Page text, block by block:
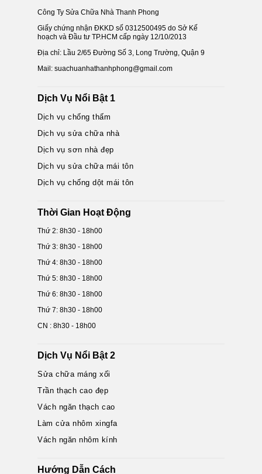
Công Ty Sửa Chữa Nhà Thanh Phong
Giấy chứng nhận ĐKKD số 0312500495 do Sở Kế
hoạch và Đầu tư TP.HCM cấp ngày 12/10/2013
Địa chỉ: Lầu 2/65 Đường Số 3, Long Trường, Quận 9
Mail: suachuanhathanhphong@gmail.com
Dịch Vụ Nổi Bật 1
Dịch vụ chống thấm
Dịch vụ sửa chữa nhà
Dịch vụ sơn nhà đẹp
Dịch vụ sửa chữa mái tôn
Dịch vụ chống dột mái tôn
Thời Gian Hoạt Động
Thứ 2: 8h30 - 18h00
Thứ 3: 8h30 - 18h00
Thứ 4: 8h30 - 18h00
Thứ 5: 8h30 - 18h00
Thứ 6: 8h30 - 18h00
Thứ 7: 8h30 - 18h00
CN : 8h30 - 18h00
Dịch Vụ Nổi Bật 2
Sửa chữa máng xối
Trần thạch cao đẹp
Vách ngăn thạch cao
Làm cửa nhôm xingfa
Vách ngăn nhôm kính
Hướng Dẫn Cách